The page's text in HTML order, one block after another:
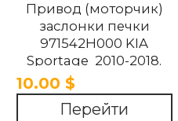
Привод (моторчик)
заслонки печки
971542H000 KIA
Sportage 2010-2018.
10.00 $
Перейти